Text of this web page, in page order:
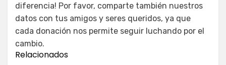
diferencia! Por favor, comparte también nuestros
datos con tus amigos y seres queridos, ya que
cada donación nos permite seguir luchando por el
cambio.
Relacionados